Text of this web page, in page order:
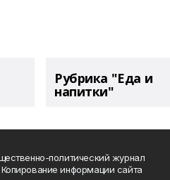
Рубрика "Еда и
напитки"
политический журнал
информации сайта